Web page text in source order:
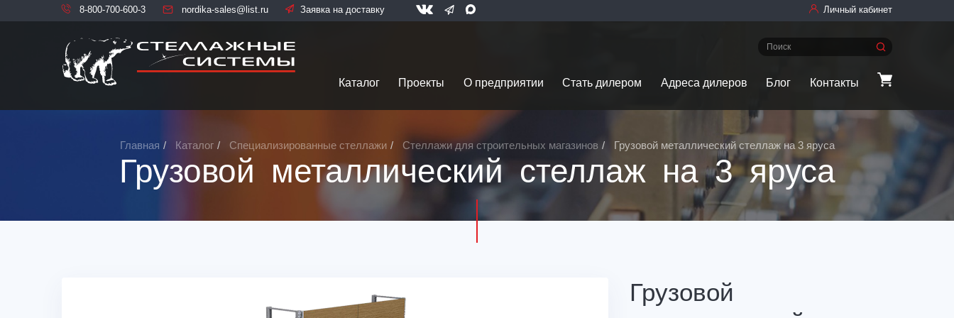
8-800-700-600-3 nordika-sales@list.ru Заявка на доставку Личный кабинет
Каталог Проекты О предприятии Стать дилером Адреса дилеров Блог Контакты
Главная Каталог Специализированные стеллажи Стеллажи для строительных магазинов Грузовой металлический стеллаж на 3 яруса
Грузовой металлический стеллаж на 3 яруса
Грузовой